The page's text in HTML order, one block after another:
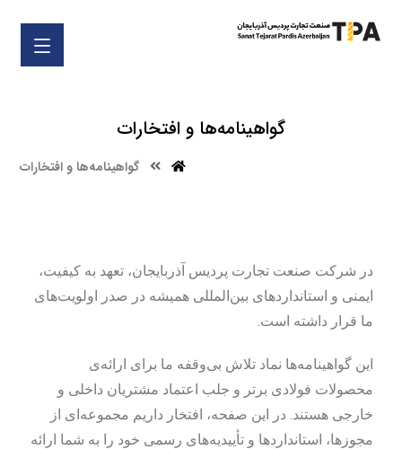
گواهینامه‌ها و افتخارات
گواهینامه‌ها و افتخارات
در شرکت صنعت تجارت پردیس آذربایجان، تعهد به کیفیت،
ایمنی و استانداردهای بین‌المللی همیشه در صدر اولویت‌های
ما قرار داشته است.
این گواهینامه‌ها نماد تلاش بی‌وقفه ما برای ارائه‌ی
محصولات فولادی برتر و جلب اعتماد مشتریان داخلی و
خارجی هستند. در این صفحه، افتخار داریم مجموعه‌ای از
مجوزها، استانداردها و تأییدیه‌های رسمی خود را به شما ارائه